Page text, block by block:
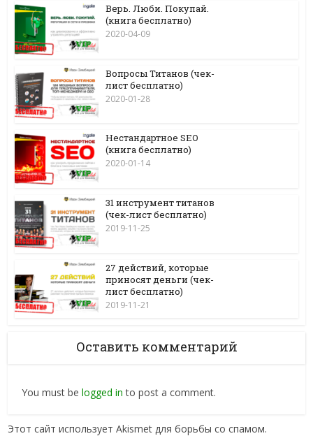
Верь. Люби. Покупай.
(книга бесплатно)
2020-04-09
Вопросы Титанов (чек-
лист бесплатно)
2020-01-28
Нестандартное SEO
(книга бесплатно)
2020-01-14
31 инструмент титанов
(чек-лист бесплатно)
2019-11-25
27 действий, которые
приносят деньги (чек-
лист бесплатно)
2019-11-21
Оставить комментарий
You must belogged in to post a comment.
Этот сайт использует Akismet для борьбы со спамом.